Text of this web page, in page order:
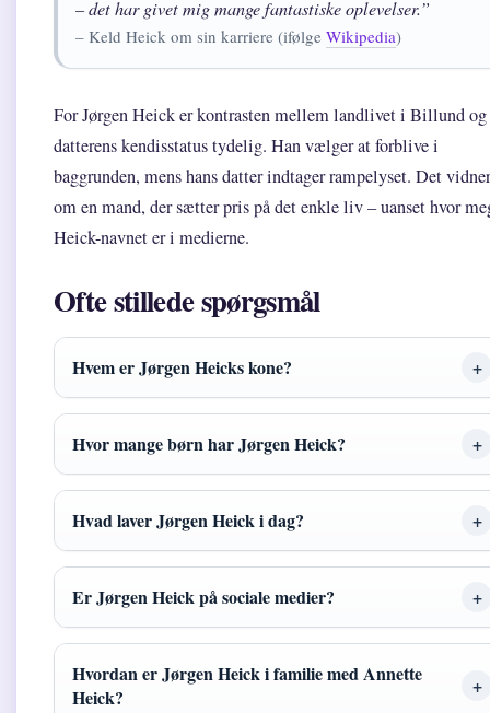
– det har givet mig mange fantastiske oplevelser.”
– Keld Heick om sin karriere (ifølge Wikipedia)
For Jørgen Heick er kontrasten mellem landlivet i Billund og
datterens kendisstatus tydelig. Han vælger at forblive i
baggrunden, mens hans datter indtager rampelyset. Det vidner
om en mand, der sætter pris på det enkle liv – uanset hvor
Heick-navnet er i medierne.
Ofte stillede spørgsmål
Hvem er Jørgen Heicks kone?
Hvor mange børn har Jørgen Heick?
Hvad laver Jørgen Heick i dag?
Er Jørgen Heick på sociale medier?
Hvordan er Jørgen Heick i familie med Annette
Heick?